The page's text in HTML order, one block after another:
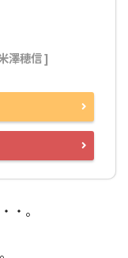
澤穂信 ]
・。